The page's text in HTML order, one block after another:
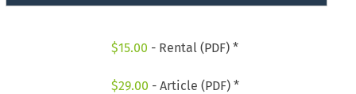
$15.00 - Rental (PDF) *
$29.00 - Article (PDF) *